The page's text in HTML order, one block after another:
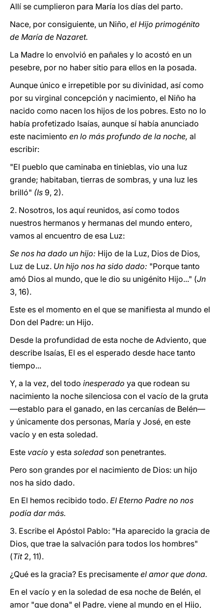
Allí se cumplieron para María los días del parto.
Nace, por consiguiente, un Niño, el Hijo primogénito
de María de Nazaret.
La Madre lo envolvió en pañales y lo acostó en un
pesebre, por no haber sitio para ellos en la posada.
Aunque único e irrepetible por su divinidad, así como
por su virginal concepción y nacimiento, el Niño ha
nacido como nacen los hijos de los pobres. Esto no lo
había profetizado Isaías, aunque sí había anunciado
este nacimiento en lo más profundo de la noche, al
escribir:
"El pueblo que caminaba en tinieblas, vio una luz
grande; habitaban, tierras de sombras, y una luz les
brilló" (Is 9, 2).
2. Nosotros, los aquí reunidos, así como todos
nuestros hermanos y hermanas del mundo entero,
vamos al encuentro de esa Luz:
Se nos ha dado un hijo: Hijo de la Luz, Dios de Dios,
Luz de Luz. Un hijo nos ha sido dado: "Porque tanto
amó Dios al mundo, que le dio su unigénito Hijo..." (Jn
3, 16).
Este es el momento en el que se manifiesta al mundo el
Don del Padre: un Hijo.
Desde la profundidad de esta noche de Adviento, que
describe Isaías, El es el esperado desde hace tanto
tiempo...
Y, a la vez, del todo inesperado ya que rodean su
nacimiento la noche silenciosa con el vacío de la gruta
—establo para el ganado, en las cercanías de Belén—
y únicamente dos personas, María y José, en este
vacío y en esta soledad.
Este vacío y esta soledad son penetrantes.
Pero son grandes por el nacimiento de Dios: un hijo
nos ha sido dado.
En El hemos recibido todo. El Eterno Padre no nos
podía dar más.
3. Escribe el Apóstol Pablo: "Ha aparecido la gracia de
Dios, que trae la salvación para todos los hombres"
(Tit2, 11).
¿Qué es la gracia? Es precisamente el amor que dona.
En el vacío y en la soledad de esa noche de Belén, el
amor "que dona" el Padre, viene al mundo en el Hijo,